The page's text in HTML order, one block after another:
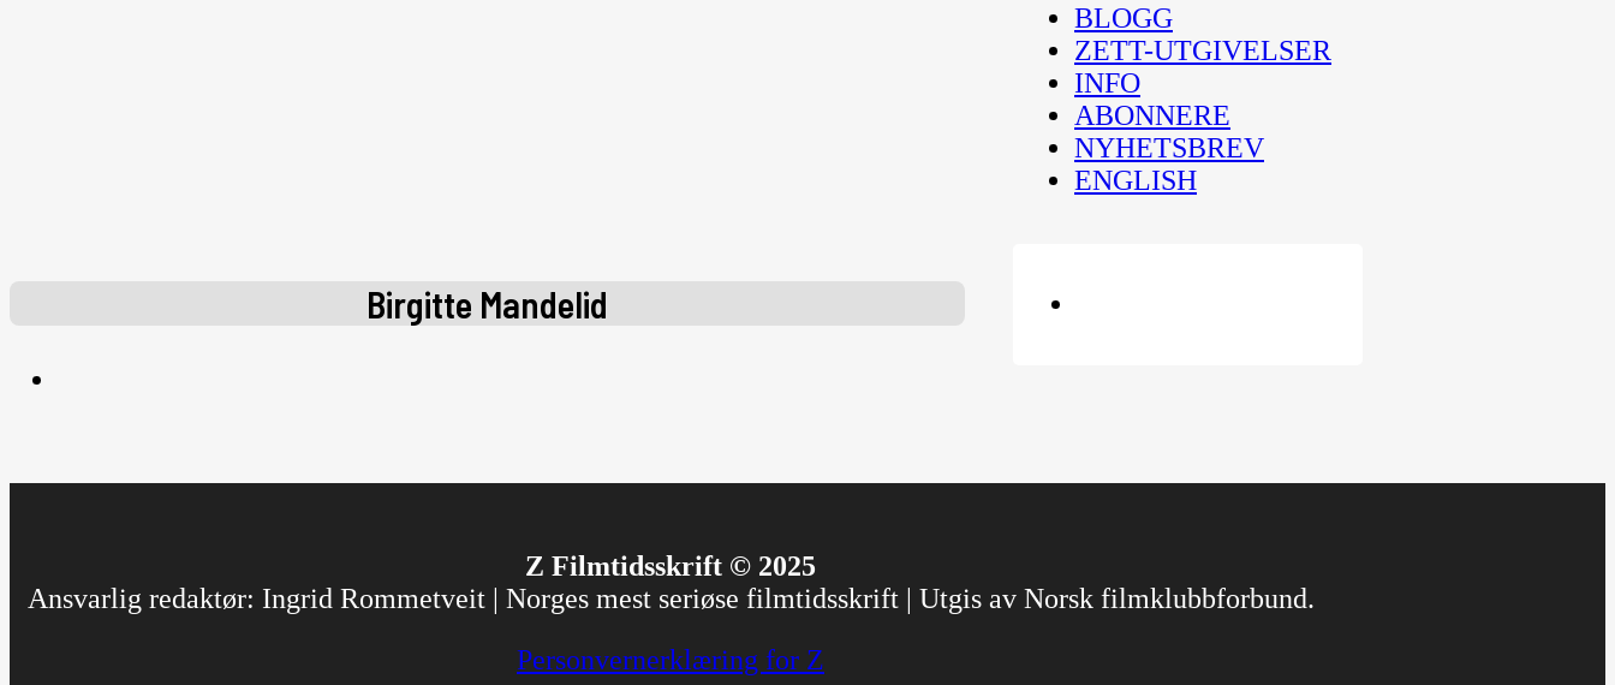
BLOGG
ZETT-UTGIVELSER
INFO
ABONNERE
NYHETSBREV
ENGLISH
Birgitte Mandelid
Z Filmtidsskrift © 2025
Ansvarlig redaktør: Ingrid Rommetveit | Norges mest seriøse filmtidsskrift | Utgis av Norsk filmklubbforbund.
Personvernerklæring for Z